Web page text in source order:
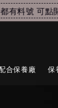
料號 可點開
合保養廠 保